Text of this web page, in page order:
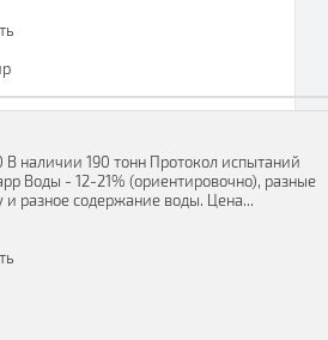
наличии 190 тонн Протокол испытаний
Воды - 12-21% (ориентировочно), разные
и разное содержание воды. Цена...